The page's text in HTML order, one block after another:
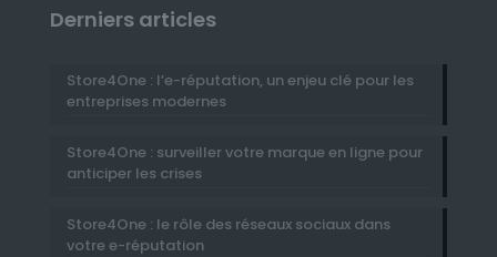
Derniers articles
Store4One : l’e-réputation, un enjeu clé pour les
entreprises modernes
Store4One : surveiller votre marque en ligne pour
anticiper les crises
Store4One : le rôle des réseaux sociaux dans
votre e-réputation